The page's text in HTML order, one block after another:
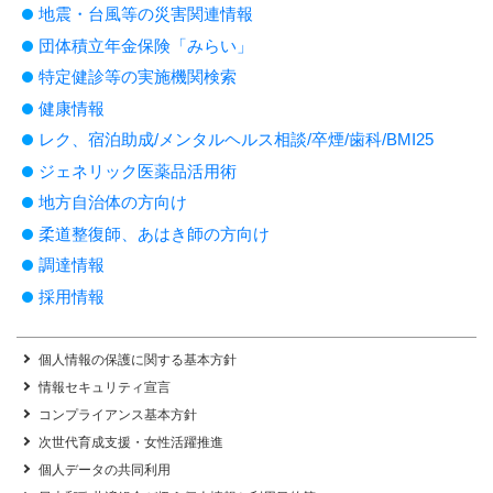
地震・台風等の災害関連情報
団体積立年金保険「みらい」
特定健診等の実施機関検索
健康情報
レク、宿泊助成/メンタルヘルス相談/卒煙/歯科/BMI25
ジェネリック医薬品活用術
地方自治体の方向け
柔道整復師、あはき師の方向け
調達情報
採用情報
個人情報の保護に関する基本方針
情報セキュリティ宣言
コンプライアンス基本方針
次世代育成支援・女性活躍推進
個人データの共同利用